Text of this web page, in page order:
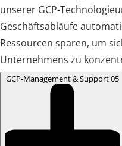
unserer GCP-
Geschäftsabläufe
Ressourcen sparen, um
Unternehmens zu
GCP-Management & Support05